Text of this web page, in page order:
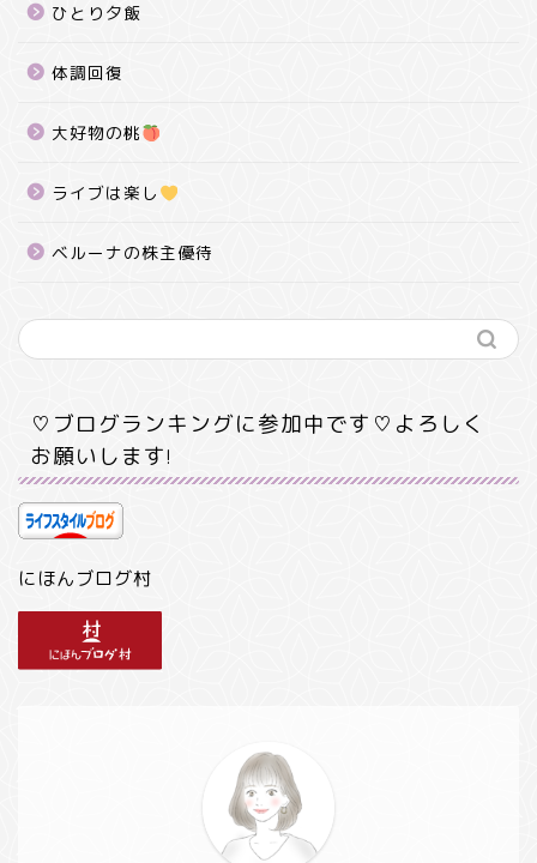
ひとり夕飯
体調回復
大好物の桃
ライブは楽し
ベルーナの株主優待
♡ブログランキングに参加中です♡よろしく
お願いします!
にほんブログ村